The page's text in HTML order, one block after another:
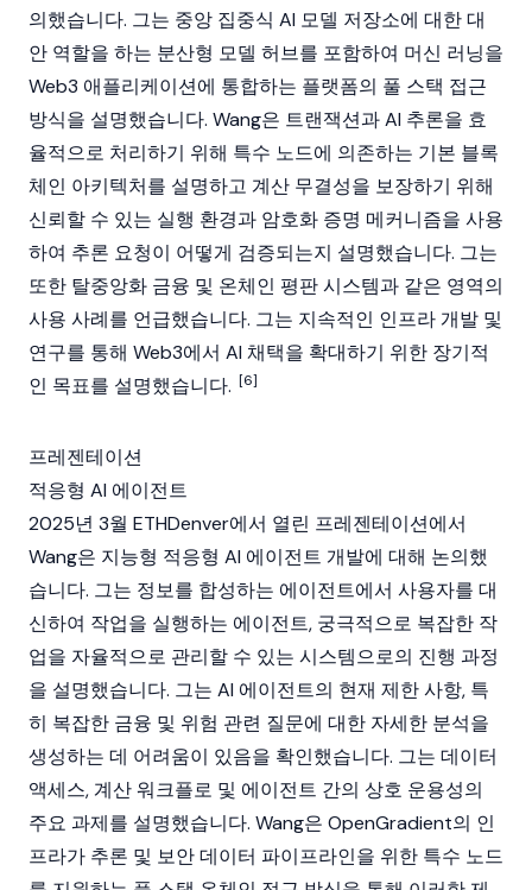
의했습니다. 그는 중앙 집중식 AI 모델 저장소에 대한 대
안 역할을 하는 분산형 모델 허브를 포함하여 머신 러닝을
Web3 애플리케이션에 통합하는 플랫폼의 풀 스택 접근
방식을 설명했습니다. Wang은 트랜잭션과 AI 추론을 효
율적으로 처리하기 위해 특수 노드에 의존하는 기본 블록
체인 아키텍처를 설명하고 계산 무결성을 보장하기 위해
신뢰할 수 있는 실행 환경과 암호화 증명 메커니즘을 사용
하여 추론 요청이 어떻게 검증되는지 설명했습니다. 그는
또한 탈중앙화 금융 및 온체인 평판 시스템과 같은 영역의
사용 사례를 언급했습니다. 그는 지속적인 인프라 개발 및
연구를 통해 Web3에서 AI 채택을 확대하기 위한 장기적
인 목표를 설명했습니다. [6]
프레젠테이션
적응형 AI 에이전트
2025년 3월 ETHDenver에서 열린 프레젠테이션에서
Wang은 지능형 적응형 AI 에이전트 개발에 대해 논의했
습니다. 그는 정보를 합성하는 에이전트에서 사용자를 대
신하여 작업을 실행하는 에이전트, 궁극적으로 복잡한 작
업을 자율적으로 관리할 수 있는 시스템으로의 진행 과정
을 설명했습니다. 그는 AI 에이전트의 현재 제한 사항, 특
히 복잡한 금융 및 위험 관련 질문에 대한 자세한 분석을
생성하는 데 어려움이 있음을 확인했습니다. 그는 데이터
액세스, 계산 워크플로 및 에이전트 간의 상호 운용성의
주요 과제를 설명했습니다. Wang은 OpenGradient의 인
프라가 추론 및 보안 데이터 파이프라인을 위한 특수 노드